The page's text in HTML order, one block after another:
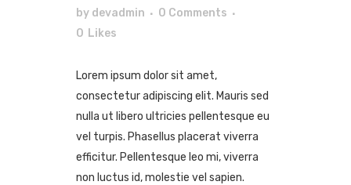
by devadmin
0 Comments
0 Likes
Lorem ipsum dolor sit amet,
consectetur adipiscing elit. Mauris sed
nulla ut libero ultricies pellentesque eu
vel turpis. Phasellus placerat viverra
efficitur. Pellentesque leo mi, viverra
non luctus id, molestie vel sapien.